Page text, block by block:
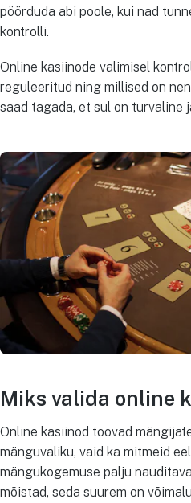
pöörduda abi poole, kui nad
kontrolli.
Online kasiinode valimisel
reguleeritud ning millised on
saad tagada, et sul on turvaline
Miks valida online
Online kasiinod toovad
mänguvaliku, vaid ka mitmeid
mängukogemuse palju
mõistad, seda suurem on